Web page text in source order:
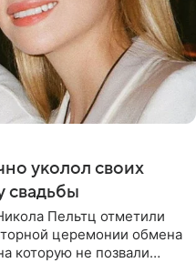
уколол своих
свадьбы
Пельтц отметили
церемонии обмена
которую не позвали